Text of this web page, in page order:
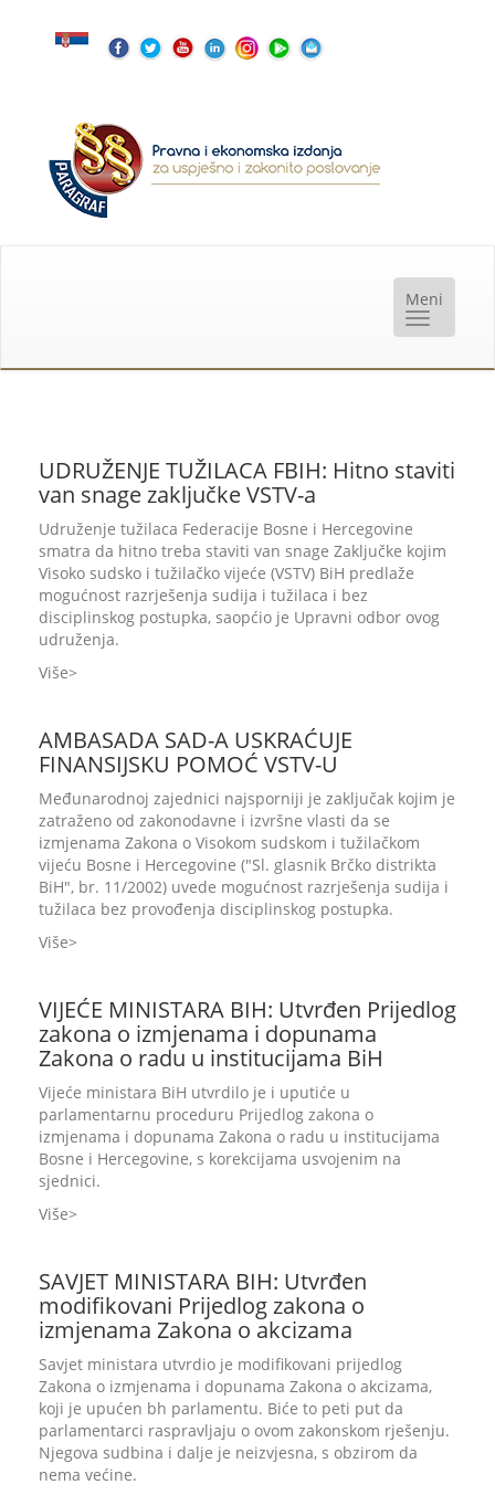
UDRUŽENJE TUŽILACA FBIH: Hitno staviti
van snage zaključke VSTV-a
Udruženje tužilaca Federacije Bosne i Hercegovine
smatra da hitno treba staviti van snage Zaključke kojim
Visoko sudsko i tužilačko vijeće (VSTV) BiH predlaže
mogućnost razrješenja sudija i tužilaca i bez
disciplinskog postupka, saopćio je Upravni odbor ovog
udruženja.
Više
AMBASADA SAD-A USKRAĆUJE
FINANSIJSKU POMOĆ VSTV-U
Međunarodnoj zajednici najsporniji je zaključak kojim je
zatraženo od zakonodavne i izvršne vlasti da se
izmjenama Zakona o Visokom sudskom i tužilačkom
vijeću Bosne i Hercegovine ("Sl. glasnik Brčko distrikta
BiH", br. 11/2002) uvede mogućnost razrješenja sudija i
tužilaca bez provođenja disciplinskog postupka.
Više
VIJEĆE MINISTARA BIH: Utvrđen Prijedlog
zakona o izmjenama i dopunama
Zakona o radu u institucijama BiH
Vijeće ministara BiH utvrdilo je i uputiće u
parlamentarnu proceduru Prijedlog zakona o
izmjenama i dopunama Zakona o radu u institucijama
Bosne i Hercegovine, s korekcijama usvojenim na
sjednici.
Više
SAVJET MINISTARA BIH: Utvrđen
modifikovani Prijedlog zakona o
izmjenama Zakona o akcizama
Savjet ministara utvrdio je modifikovani prijedlog
Zakona o izmjenama i dopunama Zakona o akcizama,
koji je upućen bh parlamentu. Biće to peti put da
parlamentarci raspravljaju o ovom zakonskom rješenju.
Njegova sudbina i dalje je neizvjesna, s obzirom da
nema većine.